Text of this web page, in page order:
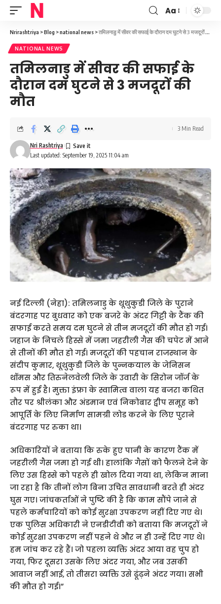
Font
Resizer
Aa
Nrirashtriya >Blog >national news >तमिलनाडु में सीवर की सफाई के दौरान दम घुटने से 3 मजदूरों की मौत
NATIONAL NEWS
तमिलनाडु में सीवर की सफाई के
दौरान दम घुटने से 3 मजदूरों की
मौत
Last updated: September 19, 2025 11:04 am
Nri Rashtriya
3 Min Read
नई दिल्ली (नेहा): तमिलनाडु के थूथुकुडी जिले के पुराने
बंदरगाह पर बुधवार को एक बजरे के अंदर गिट्टी के टैंक की
सफाई करते समय दम घुटने से तीन मजदूरों की मौत हो गई।
जहाज के निचले हिस्से में जमा जहरीली गैस की चपेट में आने
से तीनों की मौत हो गई। मजदूरों की पहचान राजस्थान के
संदीप कुमार, थूथुकुडी जिले के पुन्नकयाल के जेनिसन
थॉमस और तिरुनेलवेली जिले के उवारी के सिरोन जॉर्ज के
रूप में हुई है। मुक्ता इंफ्रा के स्वामित्व वाला यह बजरा कथित
तौर पर श्रीलंका और अंडमान एवं निकोबार द्वीप समूह को
आपूर्ति के लिए निर्माण सामग्री लोड करने के लिए पुराने
बंदरगाह पर रुका था।
अधिकारियों ने बताया कि रुके हुए पानी के कारण टैंक में
जहरीली गैस जमा हो गई थी। हालांकि गैसों को फैलने देने के
लिए उस हिस्से को पहले ही खोल दिया गया था, लेकिन माना
जा रहा है कि तीनों लोग बिना उचित सावधानी बरते ही अंदर
घुस गए। जांचकर्ताओं ने पुष्टि की है कि काम सौंपे जाने से
पहले कर्मचारियों को कोई सुरक्षा उपकरण नहीं दिए गए थे।
एक पुलिस अधिकारी ने एनडीटीवी को बताया कि मजदूरों ने
कोई सुरक्षा उपकरण नहीं पहने थे और न ही उन्हें दिए गए थे।
हम जांच कर रहे हैं। जो पहला व्यक्ति अंदर आया वह चुप हो
गया, फिर दूसरा उसके लिए अंदर गया, और जब उसकी
आवाज नहीं आई, तो तीसरा व्यक्ति उसे ढूंढ़ने अंदर गया। सभी
की मौत हो गई।”